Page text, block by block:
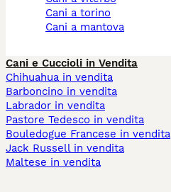
cani a torino
cani a mantova
Cani e Cuccioli in Vendita
Chihuahua in vendita
Barboncino in vendita
Labrador in vendita
Pastore Tedesco in vendita
Bouledogue Francese in vendita
Jack Russell in vendita
Maltese in vendita